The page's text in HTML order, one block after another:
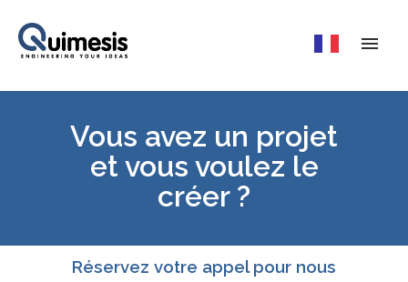
Vous avez un projet
et vous voulez le
créer ?
Réservez votre appel pour nous